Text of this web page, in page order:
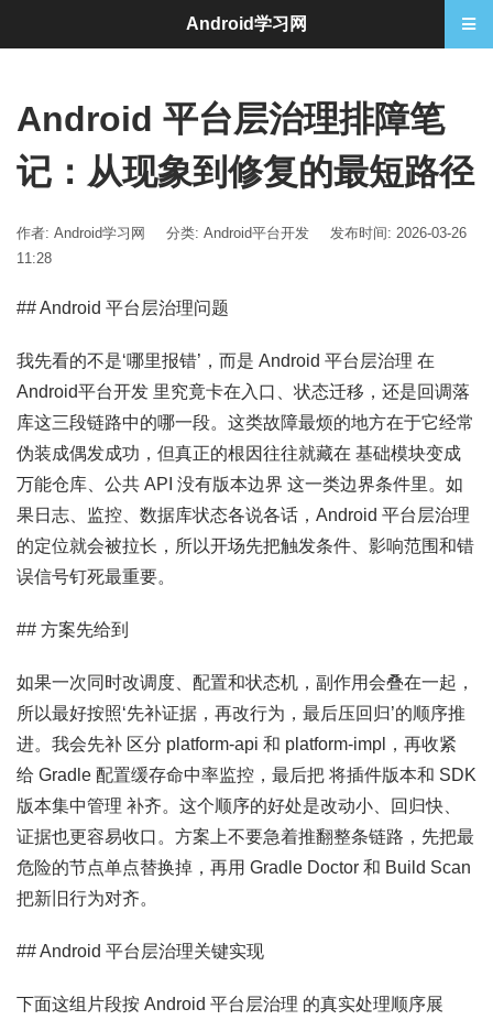
Android 平台层治理排障笔
记：从现象到修复的最短路径
作者: Android学习网 分类: Android平台开发
发布时间: 2026-03-26
11:28
## Android 平台层治理问题
我先看的不是‘哪里报错’，而是 Android 平台层治理 在
Android平台开发 里究竟卡在入口、状态迁移，还是回调落
库这三段链路中的哪一段。这类故障最烦的地方在于它经常
伪装成偶发成功，但真正的根因往往就藏在 基础模块变成
万能仓库、公共 API 没有版本边界 这一类边界条件里。如
果日志、监控、数据库状态各说各话，Android 平台层治理
的定位就会被拉长，所以开场先把触发条件、影响范围和错
误信号钉死最重要。
## 方案先给到
如果一次同时改调度、配置和状态机，副作用会叠在一起，
所以最好按照‘先补证据，再改行为，最后压回归’的顺序推
进。我会先补 区分 platform-api 和 platform-impl，再收紧
给 Gradle 配置缓存命中率监控，最后把 将插件版本和 SDK
版本集中管理 补齐。这个顺序的好处是改动小、回归快、
证据也更容易收口。方案上不要急着推翻整条链路，先把最
危险的节点单点替换掉，再用 Gradle Doctor 和 Build Scan
把新旧行为对齐。
## Android 平台层治理关键实现
下面这组片段按 Android 平台层治理 的真实处理顺序展
Android学习网